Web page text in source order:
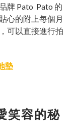
牌 Pato Pato 的
心的附上每個月
可以直接進行拍
墊
笑容的秘